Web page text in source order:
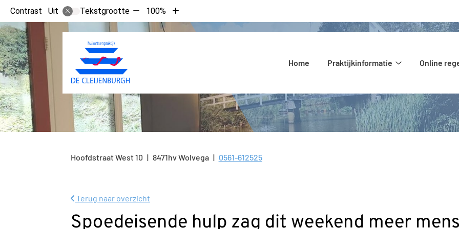
Contrast Uit Tekstgrootte Tekst
verkleinen
met
100%
Tekst
vergroten
met
Home
Praktijkinformatie
Online
Hoofdstraat West10 8471hvWolvega Tel:
0561-612525
Terug naar overzicht
Spoedeisende hulp zag dit weekend meer